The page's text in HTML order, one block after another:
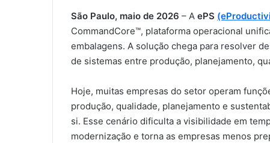
São Paulo, maio de 2026 – A ePS
CommandCore™, plataforma operacional
embalagens. A solução chega para resolver
de sistemas entre produção, planejamento,
Hoje, muitas empresas do setor operam
produção, qualidade, planejamento e
si. Esse cenário dificulta a visibilidade em
modernização e torna as empresas menos